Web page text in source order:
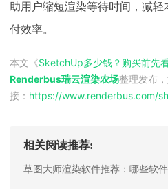
助用户缩短渲染等待时间，减
付效率。
本文《SketchUp多少钱？购买前先
Renderbus瑞云渲染农场整理发布
接： https://www.renderbus.com/
相关阅读推荐: